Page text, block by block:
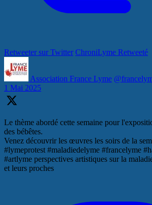
Retweeter sur Twitter ChroniLyme Retweeté
Association France Lyme
1 Mai 2025
Le thème abordé cette semaine pour
des bébêtes.
Venez découvrir les œuvres les soirs de la
#lymeprotest #maladiedelyme #francelyme
#artlyme perspectives artistiques sur la
et leurs proches